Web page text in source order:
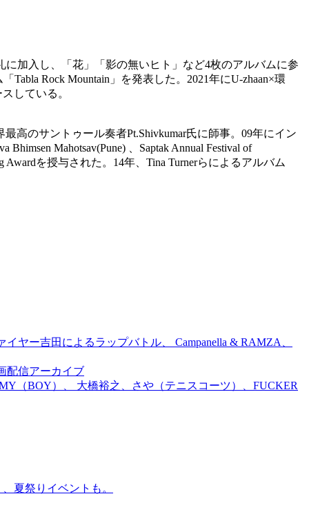
加入し、「花」「影の無いヒト」など4枚のアルバムに参
Rock Mountain」を発表した。2021年にU-zhaan×環
している。
高のサントゥール奏者Pt.Shivkumar氏に師事。09年にイン
Mahotsav(Pune) 、Saptak Annual Festival of
Awardを授与された。14年、Tina Turnerらによるアルバム
ヤー吉田によるラップバトル、 Campanella & RAMZA、
配信アーカイブ
（BOY）、 大橋裕之、さや（テニスコーツ）、FUCKER
夏祭りイベントも。